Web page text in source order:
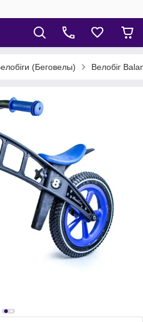
(Беговелы) Велобіг